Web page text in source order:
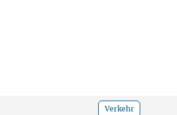
Verkehr